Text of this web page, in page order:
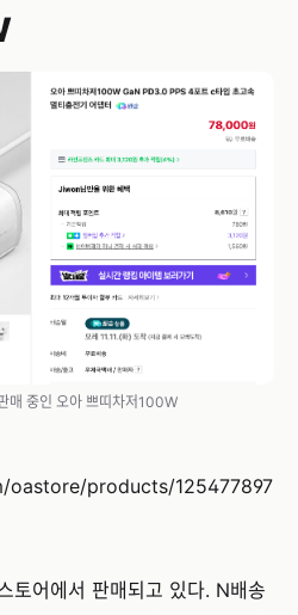
매 중인 오아 쁘띠차저100W
oastore/products/125477897
토어에서 판매되고 있다. N배송